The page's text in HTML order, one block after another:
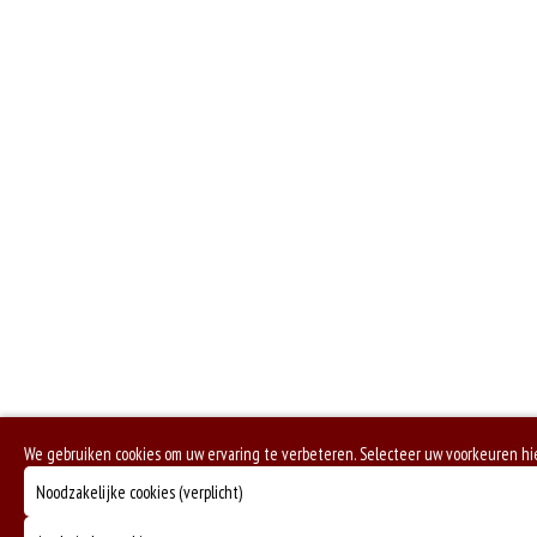
We gebruiken cookies om uw ervaring te verbeteren. Selecteer uw voorkeuren
Noodzakelijke cookies (verplicht)